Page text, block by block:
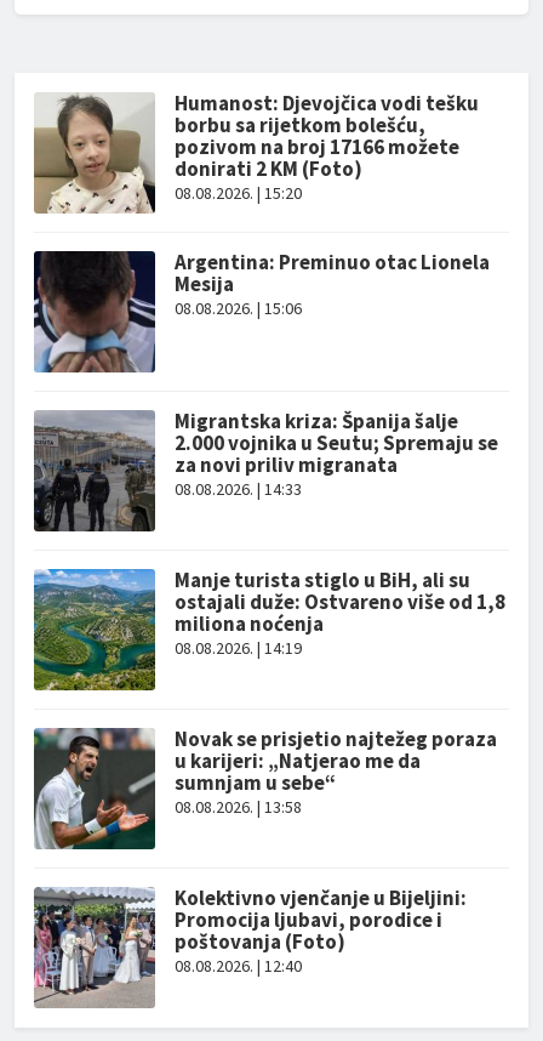
Humanost: Djevojčica vodi tešku
borbu sa rijetkom bolešću,
pozivom na broj 17166 možete
donirati 2 KM (Foto)
08.08.2026. | 15:20
Argentina: Preminuo otac Lionela
Mesija
08.08.2026. | 15:06
Migrantska kriza: Španija šalje
2.000 vojnika u Seutu; Spremaju se
za novi priliv migranata
08.08.2026. | 14:33
Manje turista stiglo u BiH, ali su
ostajali duže: Ostvareno više od 1,8
miliona noćenja
08.08.2026. | 14:19
Novak se prisjetio najtežeg poraza
u karijeri: „Natjerao me da
sumnjam u sebe“
08.08.2026. | 13:58
Kolektivno vjenčanje u Bijeljini:
Promocija ljubavi, porodice i
poštovanja (Foto)
08.08.2026. | 12:40